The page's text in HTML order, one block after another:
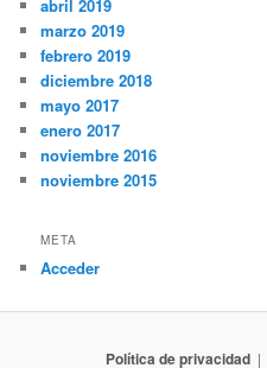
abril 2019
marzo 2019
febrero 2019
diciembre 2018
mayo 2017
enero 2017
noviembre 2016
noviembre 2015
META
Acceder
Política de privacidad